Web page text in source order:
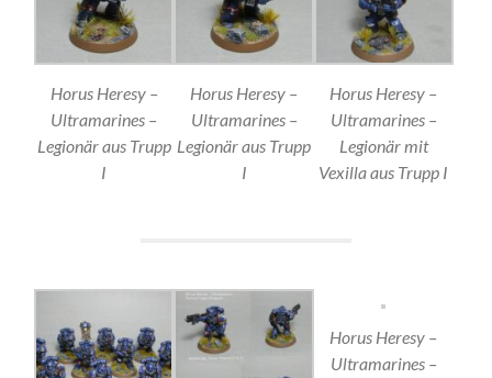
Horus Heresy –
Ultramarines –
Legionär aus Trupp
I
Horus Heresy –
Ultramarines –
Legionär aus Trupp
I
Horus Heresy –
Ultramarines –
Legionär mit
Vexilla aus Trupp I
Horus Heresy –
Ultramarines –